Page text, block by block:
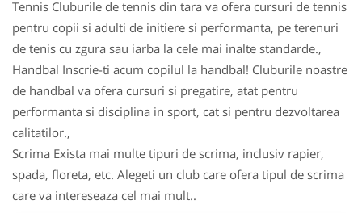
Tennis Cluburile de tennis din tara va ofera cursuri de tennis
pentru copii si adulti de initiere si performanta, pe terenuri
de tenis cu zgura sau iarba la cele mai inalte standarde.,
Handbal Inscrie-ti acum copilul la handbal! Cluburile noastre
de handbal va ofera cursuri si pregatire, atat pentru
performanta si disciplina in sport, cat si pentru dezvoltarea
calitatilor.,
Scrima Exista mai multe tipuri de scrima, inclusiv rapier,
spada, floreta, etc. Alegeti un club care ofera tipul de scrima
care va intereseaza cel mai mult..